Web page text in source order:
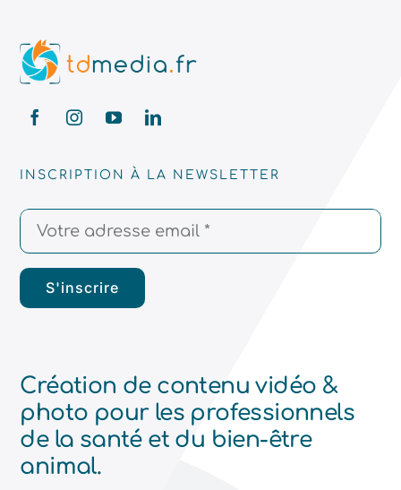
INSCRIPTION À LA NEWSLETTER
S'inscrire
Création de contenu vidéo &
photo pour les professionnels
de la santé et du bien-être
animal.